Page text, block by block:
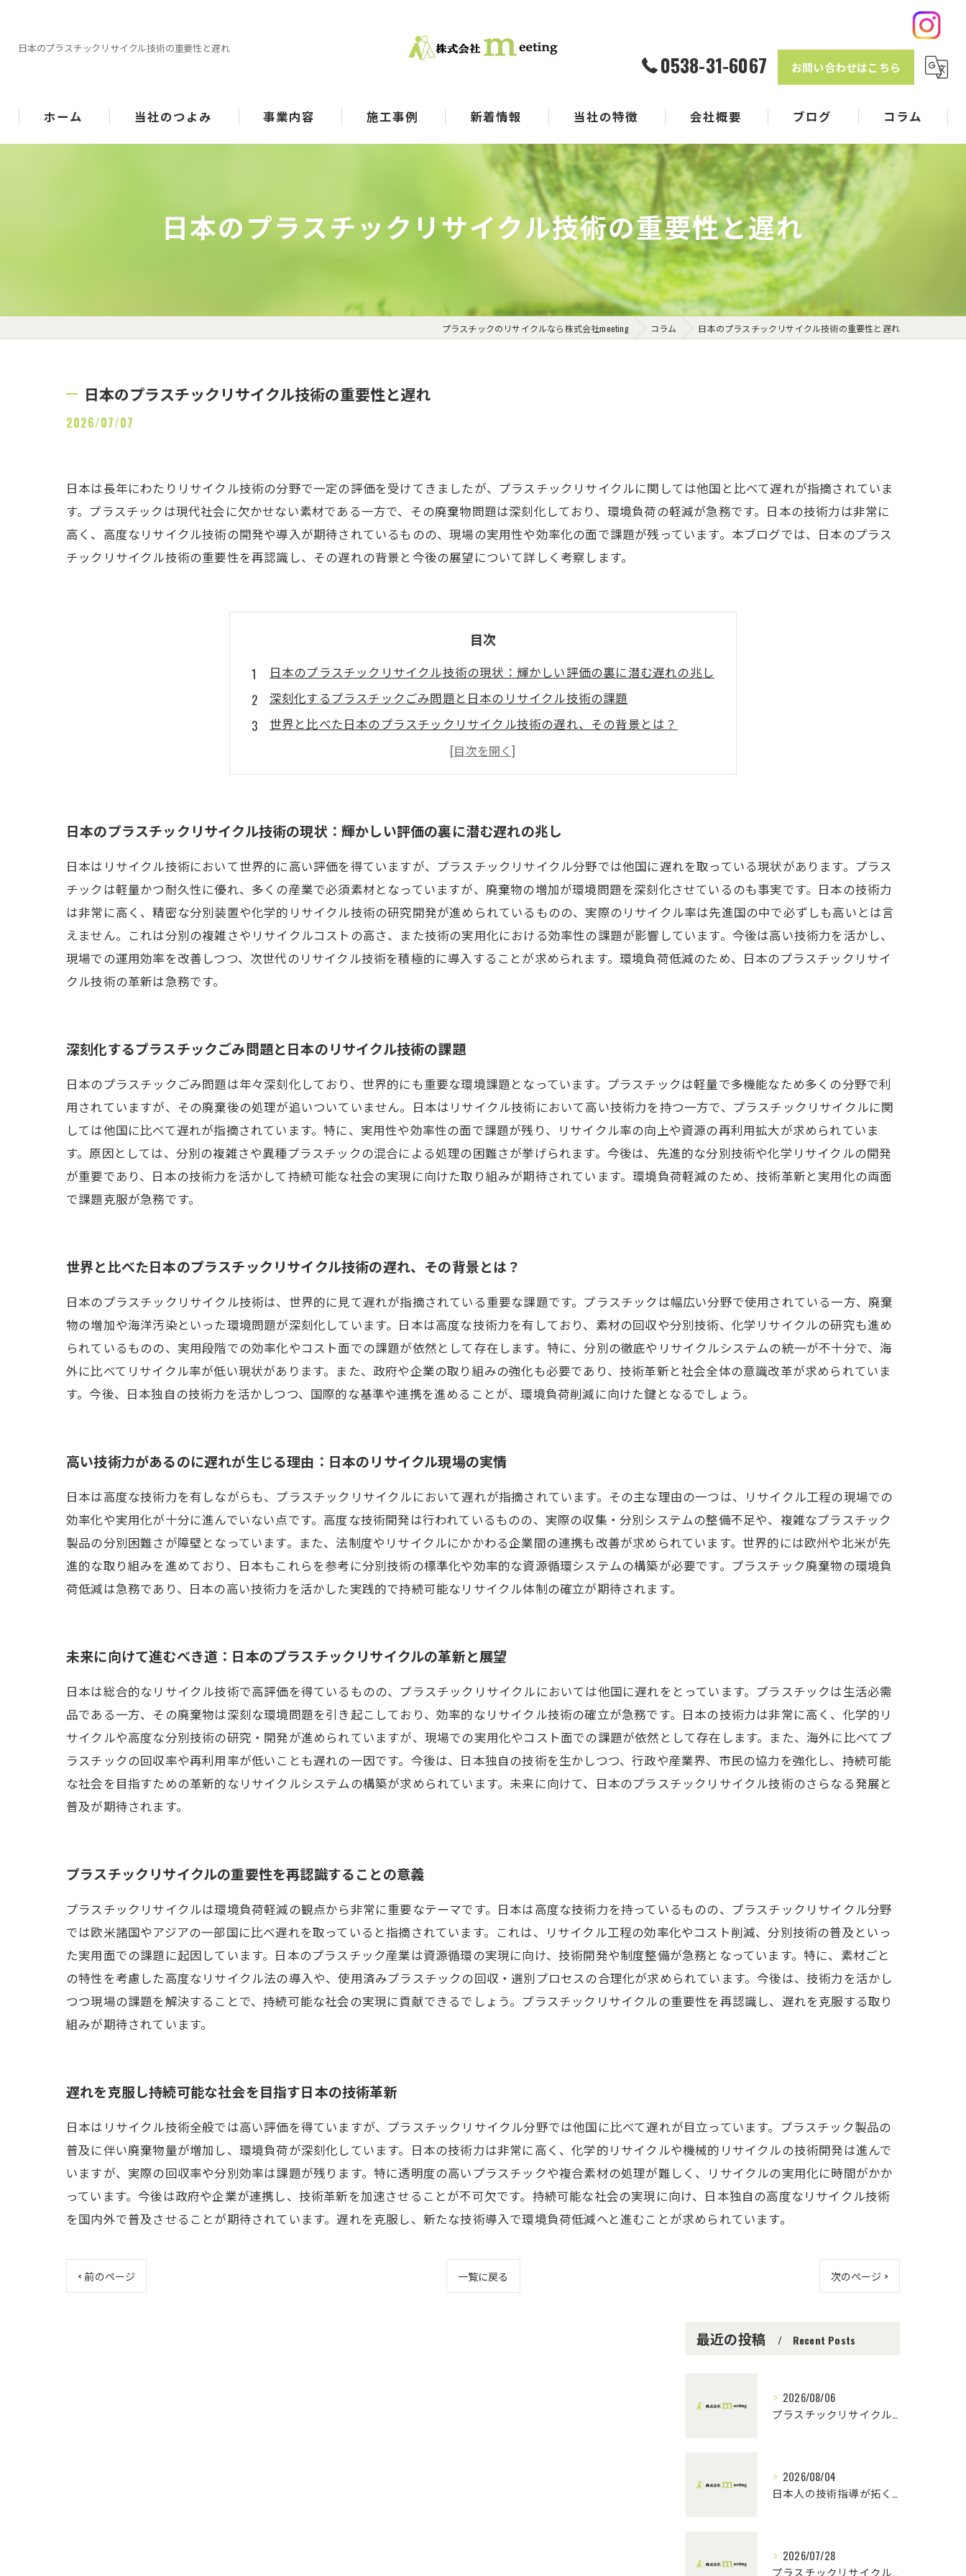
日本のプラスチックリサイクル技術の重要性と遅れ
0538-31-6067 お問い合わせはこちら
ホーム 当社のつよみ 事業内容 施工事例 新着情報 当社の特徴
コンサル
メーカー
SDGs
選別
マテリアルリサイクル
会社概要 ブログ コラム
日本のプラスチックリサイクル技術の重要性と遅れ
プラスチックのリサイクルなら株式会社meeting コラム 日本のプラスチックリサイクル技術の重要性と遅れ
日本のプラスチックリサイクル技術の重要性と遅れ
2026/07/07
日本は長年にわたりリサイクル技術の分野で一定の評価を受けてきましたが、プラスチックリサイクルに関しては他国と比べて遅れが指摘されていま
す。プラスチックは現代社会に欠かせない素材である一方で、その廃棄物問題は深刻化しており、環境負荷の軽減が急務です。日本の技術力は非常に
高く、高度なリサイクル技術の開発や導入が期待されているものの、現場の実用性や効率化の面で課題が残っています。本ブログでは、日本のプラス
チックリサイクル技術の重要性を再認識し、その遅れの背景と今後の展望について詳しく考察します。
目次
日本のプラスチックリサイクル技術の現状：輝かしい評価の裏に潜む遅れの兆し
深刻化するプラスチックごみ問題と日本のリサイクル技術の課題
世界と比べた日本のプラスチックリサイクル技術の遅れ、その背景とは？
高い技術力があるのに遅れが生じる理由：日本のリサイクル現場の実情
未来に向けて進むべき道：日本のプラスチックリサイクルの革新と展望
遅れを克服し持続可能な社会を目指す日本の技術革新
日本のプラスチックリサイクル技術の現状：輝かしい評価の裏に潜む遅れの兆し
日本はリサイクル技術において世界的に高い評価を得ていますが、プラスチックリサイクル分野では他国に遅れを取っている現状があります。プラス
チックは軽量かつ耐久性に優れ、多くの産業で必須素材となっていますが、廃棄物の増加が環境問題を深刻化させているのも事実です。日本の技術力
は非常に高く、精密な分別装置や化学的リサイクル技術の研究開発が進められているものの、実際のリサイクル率は先進国の中で必ずしも高いとは言
えません。これは分別の複雑さやリサイクルコストの高さ、また技術の実用化における効率性の課題が影響しています。今後は高い技術力を活かし、
現場での運用効率を改善しつつ、次世代のリサイクル技術を積極的に導入することが求められます。環境負荷低減のため、日本のプラスチックリサイ
クル技術の革新は急務です。
深刻化するプラスチックごみ問題と日本のリサイクル技術の課題
日本のプラスチックごみ問題は年々深刻化しており、世界的にも重要な環境課題となっています。プラスチックは軽量で多機能なため多くの分野で利
用されていますが、その廃棄後の処理が追いついていません。日本はリサイクル技術において高い技術力を持つ一方で、プラスチックリサイクルに関
しては他国に比べて遅れが指摘されています。特に、実用性や効率性の面で課題が残り、リサイクル率の向上や資源の再利用拡大が求められていま
す。原因としては、分別の複雑さや異種プラスチックの混合による処理の困難さが挙げられます。今後は、先進的な分別技術や化学リサイクルの開発
が重要であり、日本の技術力を活かして持続可能な社会の実現に向けた取り組みが期待されています。環境負荷軽減のため、技術革新と実用化の両面
で課題克服が急務です。
世界と比べた日本のプラスチックリサイクル技術の遅れ、その背景とは？
日本のプラスチックリサイクル技術は、世界的に見て遅れが指摘されている重要な課題です。プラスチックは幅広い分野で使用されている一方、廃棄
物の増加や海洋汚染といった環境問題が深刻化しています。日本は高度な技術力を有しており、素材の回収や分別技術、化学リサイクルの研究も進め
られているものの、実用段階での効率化やコスト面での課題が依然として存在します。特に、分別の徹底やリサイクルシステムの統一が不十分で、海
外に比べてリサイクル率が低い現状があります。また、政府や企業の取り組みの強化も必要であり、技術革新と社会全体の意識改革が求められていま
す。今後、日本独自の技術力を活かしつつ、国際的な基準や連携を進めることが、環境負荷削減に向けた鍵となるでしょう。
高い技術力があるのに遅れが生じる理由：日本のリサイクル現場の実情
日本は高度な技術力を有しながらも、プラスチックリサイクルにおいて遅れが指摘されています。その主な理由の一つは、リサイクル工程の現場での
効率化や実用化が十分に進んでいない点です。高度な技術開発は行われているものの、実際の収集・分別システムの整備不足や、複雑なプラスチック
製品の分別困難さが障壁となっています。また、法制度やリサイクルにかかわる企業間の連携も改善が求められています。世界的には欧州や北米が先
進的な取り組みを進めており、日本もこれらを参考に分別技術の標準化や効率的な資源循環システムの構築が必要です。プラスチック廃棄物の環境負
荷低減は急務であり、日本の高い技術力を活かした実践的で持続可能なリサイクル体制の確立が期待されます。
未来に向けて進むべき道：日本のプラスチックリサイクルの革新と展望
日本は総合的なリサイクル技術で高評価を得ているものの、プラスチックリサイクルにおいては他国に遅れをとっています。プラスチックは生活必需
品である一方、その廃棄物は深刻な環境問題を引き起こしており、効率的なリサイクル技術の確立が急務です。日本の技術力は非常に高く、化学的リ
サイクルや高度な分別技術の研究・開発が進められていますが、現場での実用化やコスト面での課題が依然として存在します。また、海外に比べてプ
ラスチックの回収率や再利用率が低いことも遅れの一因です。今後は、日本独自の技術を生かしつつ、行政や産業界、市民の協力を強化し、持続可能
な社会を目指すための革新的なリサイクルシステムの構築が求められています。未来に向けて、日本のプラスチックリサイクル技術のさらなる発展と
普及が期待されます。
プラスチックリサイクルの重要性を再認識することの意義
プラスチックリサイクルは環境負荷軽減の観点から非常に重要なテーマです。日本は高度な技術力を持っているものの、プラスチックリサイクル分野
では欧米諸国やアジアの一部国に比べ遅れを取っていると指摘されています。これは、リサイクル工程の効率化やコスト削減、分別技術の普及といっ
た実用面での課題に起因しています。日本のプラスチック産業は資源循環の実現に向け、技術開発や制度整備が急務となっています。特に、素材ごと
の特性を考慮した高度なリサイクル法の導入や、使用済みプラスチックの回収・選別プロセスの合理化が求められています。今後は、技術力を活かし
つつ現場の課題を解決することで、持続可能な社会の実現に貢献できるでしょう。プラスチックリサイクルの重要性を再認識し、遅れを克服する取り
組みが期待されています。
遅れを克服し持続可能な社会を目指す日本の技術革新
日本はリサイクル技術全般では高い評価を得ていますが、プラスチックリサイクル分野では他国に比べて遅れが目立っています。プラスチック製品の
普及に伴い廃棄物量が増加し、環境負荷が深刻化しています。日本の技術力は非常に高く、化学的リサイクルや機械的リサイクルの技術開発は進んで
いますが、実際の回収率や分別効率は課題が残ります。特に透明度の高いプラスチックや複合素材の処理が難しく、リサイクルの実用化に時間がかか
っています。今後は政府や企業が連携し、技術革新を加速させることが不可欠です。持続可能な社会の実現に向け、日本独自の高度なリサイクル技術
を国内外で普及させることが期待されています。遅れを克服し、新たな技術導入で環境負荷低減へと進むことが求められています。
< 前のページ 一覧に戻る 次のページ >
最近の投稿 Recent Posts
2026/08/06
プラスチックリサイクルにおける技術指導の重要性とチーム連携
2026/08/04
日本人の技術指導が拓くプラスチックリサイクルの未来
2026/07/28
プラスチックリサイクル機械選定と技術指導の重要性